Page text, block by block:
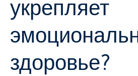
укрепляет
здоровье?